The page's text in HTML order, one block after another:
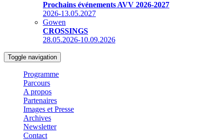
Prochains événements AVV 2026-2027
2026-13.05.2027
Gowen
CROSSINGS
28.05.2026-10.09.2026
Toggle navigation
Programme
Parcours
A propos
Partenaires
Images et Presse
Archives
Newsletter
Contact